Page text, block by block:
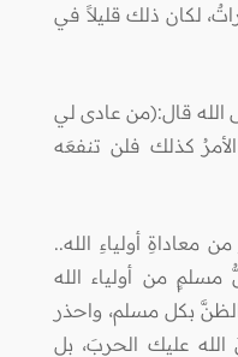
لكان ذلك قليلاً في
قال:(من عادى لي
كذلك فلن تنفعَه
معاداةِ أولياءِ الله..
مسلمٍ من أولياء الله
بكل مسلم، واحذر
عليك الحربَ، بل